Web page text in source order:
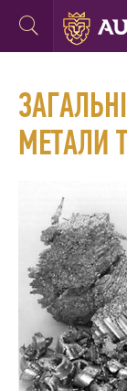
МЕТАЛИ